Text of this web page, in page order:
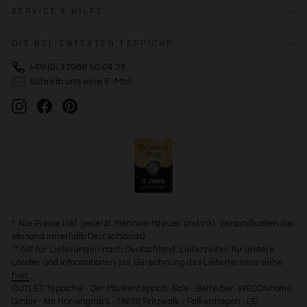
SERVICE & HILFE
DIE BELIEBTESTEN TEPPICHE
+49 (0) 33986 50 04 25
Schreib uns eine E-Mail
InstagramFacebookPinterest
* Alle Preise inkl. gesetzl. Mehrwertsteuer und inkl. Versandkosten (bei
Versand innerhalb Deutschlands).
** Gilt für Lieferungen nach Deutschland. Lieferzeiten für andere
Länder und Informationen zur Berechnung des Liefertermins siehe
hier.
OUTLET Teppiche - Der Markenteppich-Sale · Betreiber: WECONhome
GmbH · Am Hünengrab 5 · 16928 Pritzwalk / Falkenhagen · DE